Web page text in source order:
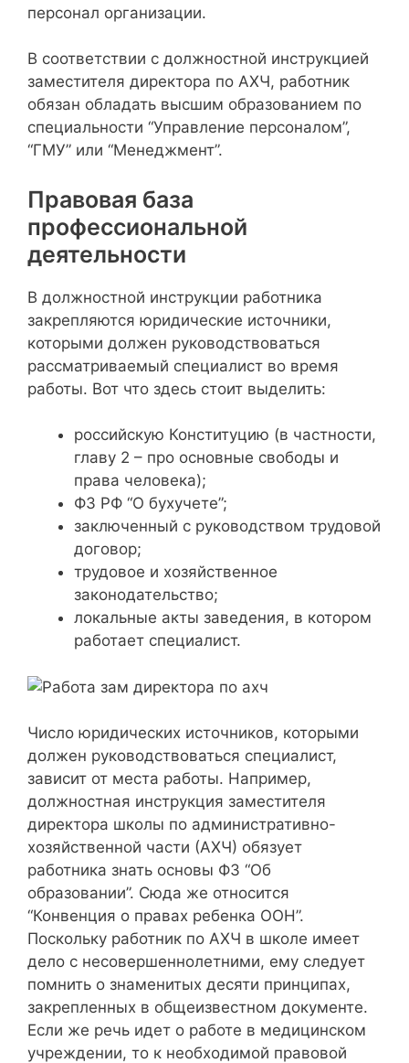
персонал организации.
В соответствии с должностной инструкцией
заместителя директора по АХЧ, работник
обязан обладать высшим образованием по
специальности “Управление персоналом”,
“ГМУ” или “Менеджмент”.
Правовая база
профессиональной
деятельности
В должностной инструкции работника
закрепляются юридические источники,
которыми должен руководствоваться
рассматриваемый специалист во время
работы. Вот что здесь стоит выделить:
российскую Конституцию (в частности,
главу 2 – про основные свободы и
права человека);
ФЗ РФ “О бухучете”;
заключенный с руководством трудовой
договор;
трудовое и хозяйственное
законодательство;
локальные акты заведения, в котором
работает специалист.
Число юридических источников, которыми
должен руководствоваться специалист,
зависит от места работы. Например,
должностная инструкция заместителя
директора школы по административно-
хозяйственной части (АХЧ) обязует
работника знать основы ФЗ “Об
образовании”. Сюда же относится
“Конвенция о правах ребенка ООН”.
Поскольку работник по АХЧ в школе имеет
дело с несовершеннолетними, ему следует
помнить о знаменитых десяти принципах,
закрепленных в общеизвестном документе.
Если же речь идет о работе в медицинском
учреждении, то к необходимой правовой